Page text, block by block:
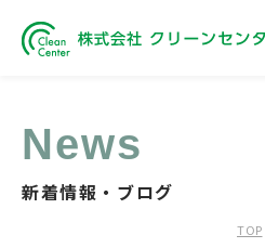
News
新着情報・ブログ
TOP